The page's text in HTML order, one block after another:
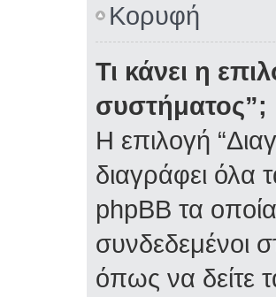
Κορυφή
Τι κάνει η
συστήματος”;
Η επιλογή
διαγράφει όλα
phpBB τα
συνδεδεμένοι
όπως να δείτε